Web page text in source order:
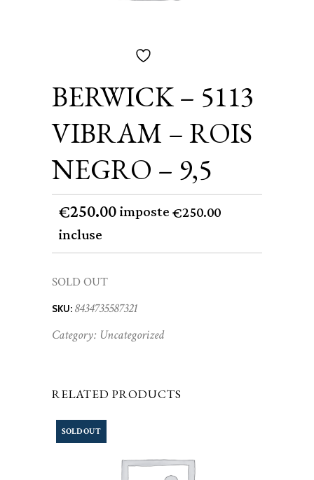
BERWICK – 5113
VIBRAM – ROIS
NEGRO – 9,5
€250.00imposte€250.00
incluse
SOLD OUT
SKU: 8434735587321
Category: Uncategorized
RELATED PRODUCTS
SOLD OUT